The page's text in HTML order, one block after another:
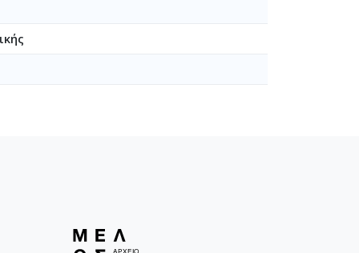
1949-01-10]